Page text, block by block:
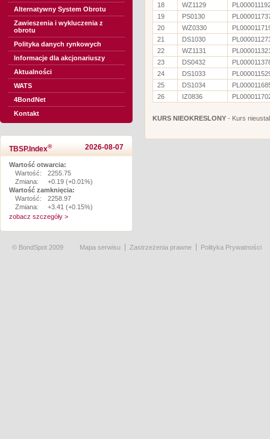
Alternatywny System Obrotu
Zawieszenia i wykluczenia z
obrotu
Polityka danych rynkowych
Informacje dla akcjonariuszy
Aktualności
WATS
4BondNet
Kontakt
TBSP.Index® 2026-08-07
Wartość otwarcia:
Wartość:
2255.75
Zmiana:
+0.19 (+0.01%)
Wartość zamknięcia:
Wartość:
2258.97
Zmiana:
+3.41 (+0.15%)
zobacz szczegóły >
18
WZ1129
19
PS0130
20
WZ0330
21
DS1030
22
WZ1131
23
DS0432
24
DS1033
25
DS1034
26
IZ0836
KURS NIEOKRESLONY - Kurs
© BondSpot 2009 Mapa serwisu Zastrzeżenia prawne Polityka Prywatności